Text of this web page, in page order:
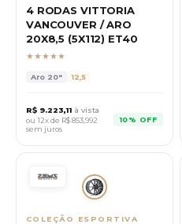
4 RODAS VITTORIA
VANCOUVER / ARO
20X8,5 (5X112) ET40
★★★★★
Aro 20" 12,5
R$ 9.223,11 à vista
ou 12x de R$853,992
sem juros
10% OFF
COLEÇÃO ESPORTIVA